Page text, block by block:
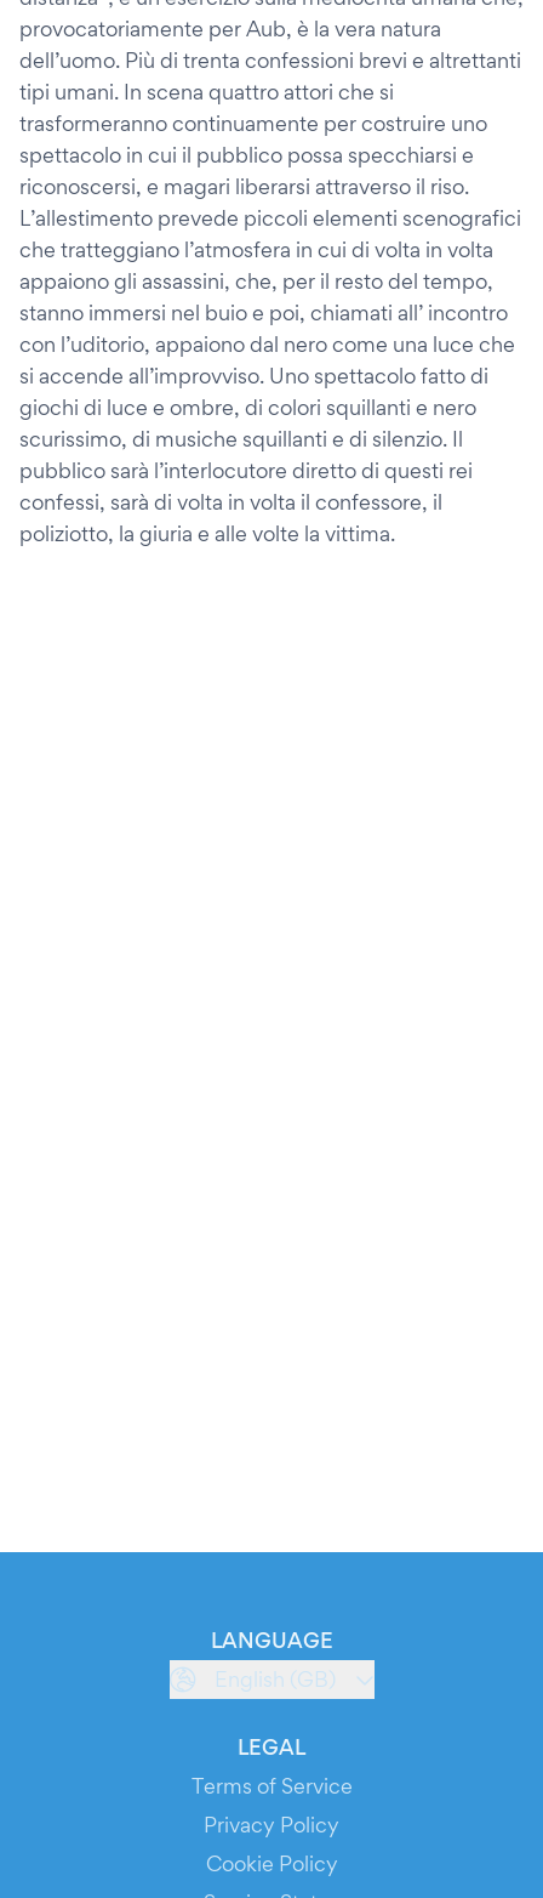
provocatoriamente per Aub, è la vera natura
dell’uomo. Più di trenta confessioni brevi e altrettanti
tipi umani. In scena quattro attori che si
trasformeranno continuamente per costruire uno
spettacolo in cui il pubblico possa specchiarsi e
riconoscersi, e magari liberarsi attraverso il riso.
L’allestimento prevede piccoli elementi scenografici
che tratteggiano l’atmosfera in cui di volta in volta
appaiono gli assassini, che, per il resto del tempo,
stanno immersi nel buio e poi, chiamati all’ incontro
con l’uditorio, appaiono dal nero come una luce che
si accende all’improvviso. Uno spettacolo fatto di
giochi di luce e ombre, di colori squillanti e nero
scurissimo, di musiche squillanti e di silenzio. Il
pubblico sarà l’interlocutore diretto di questi rei
confessi, sarà di volta in volta il confessore, il
poliziotto, la giuria e alle volte la vittima.
LANGUAGE
English (GB)
LEGAL
Terms of Service
Privacy Policy
Cookie Policy